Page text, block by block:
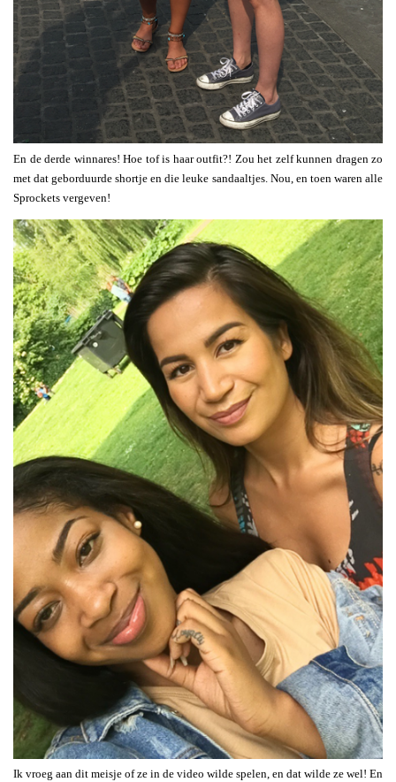
En de derde winnares! Hoe tof is haar outfit?! Zou het zelf kunnen dragen zo
met dat geborduurde shortje en die leuke sandaaltjes. Nou, en toen waren alle
Sprockets vergeven!
Ik vroeg aan dit meisje of ze in de video wilde spelen, en dat wilde ze wel! En